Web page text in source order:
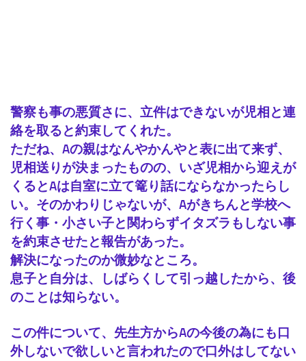
警察も事の悪質さに、立件はできないが児相と連
絡を取ると約束してくれた。
ただね、Aの親はなんやかんやと表に出て来ず、
児相送りが決まったものの、いざ児相から迎えが
くるとAは自室に立て篭り話にならなかったらし
い。そのかわりじゃないが、Aがきちんと学校へ
行く事・小さい子と関わらずイタズラもしない事
を約束させたと報告があった。
解決になったのか微妙なところ。
息子と自分は、しばらくして引っ越したから、後
のことは知らない。
この件について、先生方からAの今後の為にも口
外しないで欲しいと言われたので口外はしてない